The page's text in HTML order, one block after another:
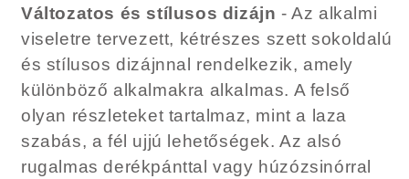
Változatos és stílusos dizájn - Az alkalmi
viseletre tervezett, kétrészes szett sokoldalú
és stílusos dizájnnal rendelkezik, amely
különböző alkalmakra alkalmas. A felső
olyan részleteket tartalmaz, mint a laza
szabás, a fél ujjú lehetőségek. Az alsó
rugalmas derékpánttal vagy húzózsinórral